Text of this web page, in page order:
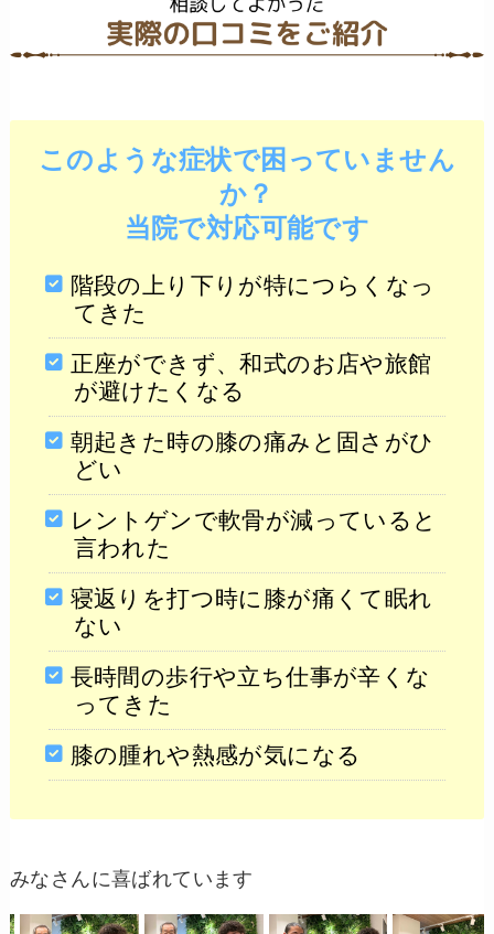
このような症状で困っていません
か？
当院で対応可能です
階段の上り下りが特につらくなっ
てきた
正座ができず、和式のお店や旅館
が避けたくなる
朝起きた時の膝の痛みと固さがひ
どい
レントゲンで軟骨が減っていると
言われた
寝返りを打つ時に膝が痛くて眠れ
ない
長時間の歩行や立ち仕事が辛くな
ってきた
膝の腫れや熱感が気になる
みなさんに喜ばれています